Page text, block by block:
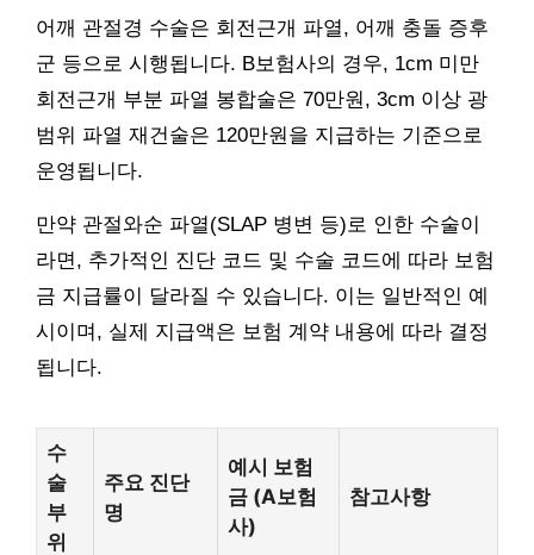
어깨 관절경 수술은 회전근개 파열, 어깨 충돌 증후
군 등으로 시행됩니다. B보험사의 경우, 1cm 미만
회전근개 부분 파열 봉합술은 70만원, 3cm 이상 광
범위 파열 재건술은 120만원을 지급하는 기준으로
운영됩니다.
만약 관절와순 파열(SLAP 병변 등)로 인한 수술이
라면, 추가적인 진단 코드 및 수술 코드에 따라 보험
금 지급률이 달라질 수 있습니다. 이는 일반적인 예
시이며, 실제 지급액은 보험 계약 내용에 따라 결정
됩니다.
수
술
부
위
주요 진단
명
예시 보험
금 (A보험
사)
참고사항